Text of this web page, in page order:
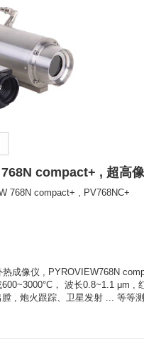
compact+ , 超高
768N compact+ , PV768NC+
热成像仪 , PYROVIEW768N
600~3000°C， 波长0.8~1.1 μm
, 炮火跟踪、卫星发射 ... 等等